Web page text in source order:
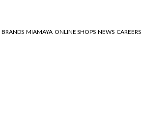
BRANDS MIAMAYA ONLINE SHOPS NEWS CAREERS